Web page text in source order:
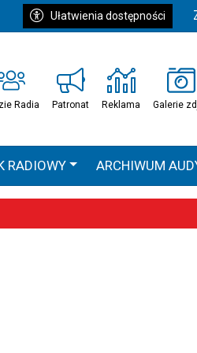
Ułatwienia dostępności
Radia Patronat Reklama Galerie
RADIOWY ARCHIWUM
HEAVEN TOUR